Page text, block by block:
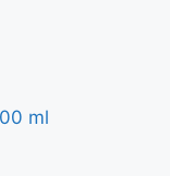
ml